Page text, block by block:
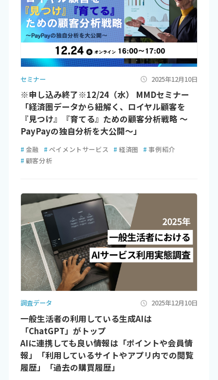
セミナー 2025年12月10日
※申し込み終了※12/24（水） MMDセミナー
「経済圏データから紐解く、ロイヤル顧客を
『見つけ』『育てる』ための顧客分析戦略 ～
PayPayの独自分析を大公開～」
# 金融 # ペイメントサービス # 経済圏 # 事例紹介
# 顧客分析
調査データ 2025年12月10日
一般生活者の利用している生成AIは
「ChatGPT」がトップ
AIに連携しても良い情報は「ポイントや会員情
報」「利用しているサイトやアプリ内での閲覧
履歴」「過去の購買履歴」